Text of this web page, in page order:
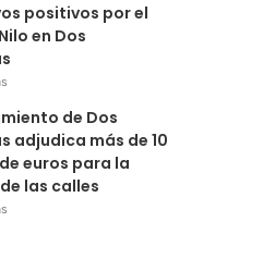
positivos por el
en Dos
de Dos
adjudica más de 10
euros para la
las calles